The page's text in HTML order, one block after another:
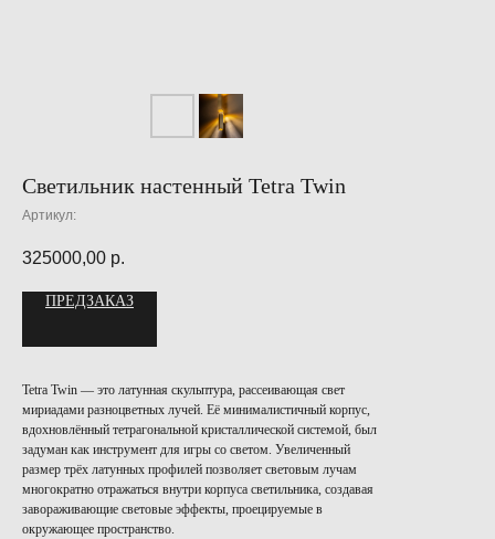
Светильник настенный Tetra Twin
Артикул:
325000,00 р.
ПРЕДЗАКАЗ
Tetra Twin — это латунная скульптура, рассеивающая свет
мириадами разноцветных лучей. Её минималистичный корпус,
вдохновлённый тетрагональной кристаллической системой, был
задуман как инструмент для игры со светом. Увеличенный
размер трёх латунных профилей позволяет световым лучам
многократно отражаться внутри корпуса светильника, создавая
завораживающие световые эффекты, проецируемые в
окружающее пространство.